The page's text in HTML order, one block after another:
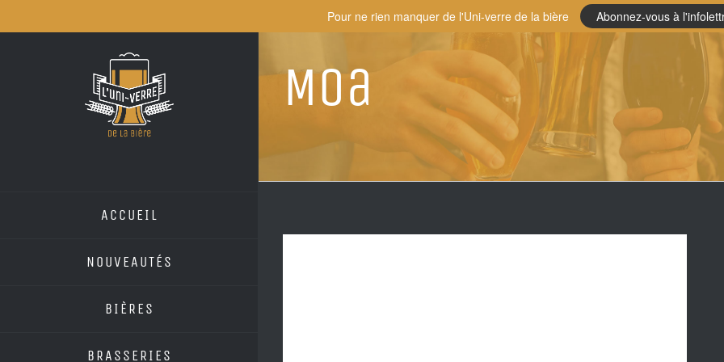
to
ACCUEIL
NOUVEAUTÉS
BIÈRES
BRASSERIES
Moa
Pour ne rien manquer de l'Uni-verre de la bière Abonnez-vous à